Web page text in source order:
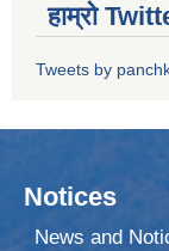
हाम्रो
Tweets by
Notices
News and